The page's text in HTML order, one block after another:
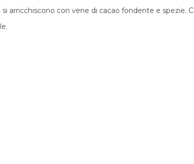
con vene di cacao fondente e spezie.